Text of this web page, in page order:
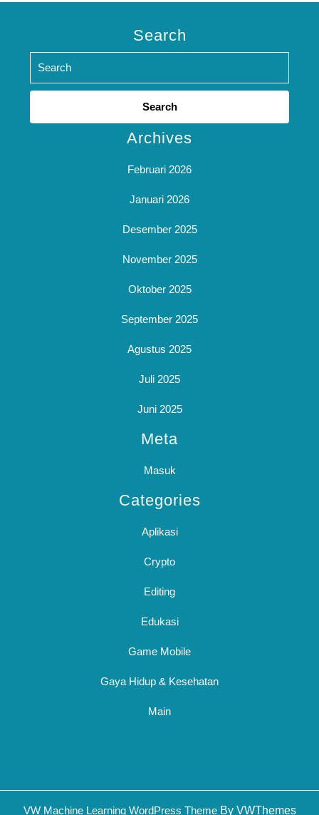
Search
Search
Archives
Februari 2026
Januari 2026
Desember 2025
November 2025
Oktober 2025
September 2025
Agustus 2025
Juli 2025
Juni 2025
Meta
Masuk
Categories
Aplikasi
Crypto
Editing
Edukasi
Game Mobile
Gaya Hidup & Kesehatan
Main
VW Machine Learning WordPress ThemeBy VWThemes